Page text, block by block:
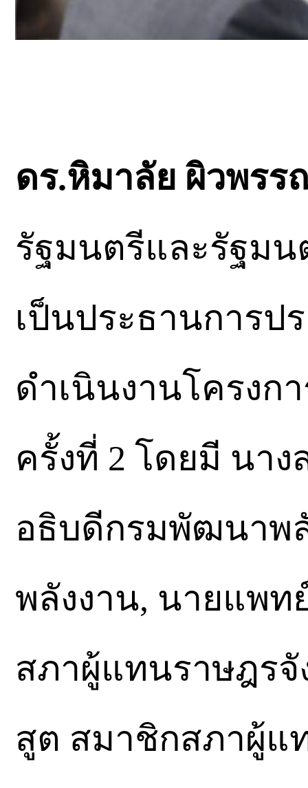
ดร.หิมาลัย ผิวพรร
รัฐมนตรีและรัฐมน
เป็นประธานการป
ดำเนินงานโครงก
ครั้งที่ 2 โดยมี นา
อธิบดีกรมพัฒนาพ
พลังงาน, นายแพ
สภาผู้แทนราษฎร
สูต สมาชิกสภาผู้แ